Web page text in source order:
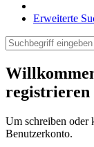
Erweiterte
registrieren
Um schreiben oder
Benutzerkonto.